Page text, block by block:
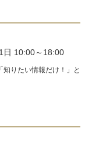
日 10:00～18:00
りたい情報だけ！」と